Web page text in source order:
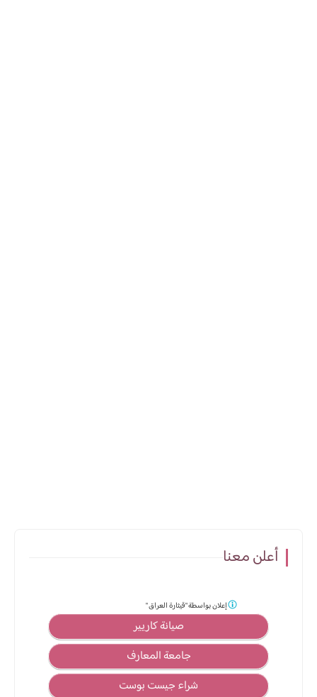
أعلن معنا
صيانة كاريير
جامعة المعارف
شراء جيست بوست
إعلان بواسطة"قيثارة العراق "